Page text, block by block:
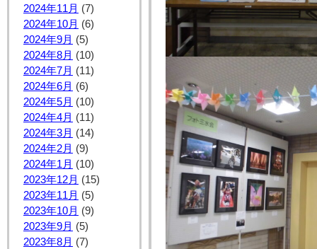
2024年11月 (7)
2024年10月 (6)
2024年9月 (5)
2024年8月 (10)
2024年7月 (11)
2024年6月 (6)
2024年5月 (10)
2024年4月 (11)
2024年3月 (14)
2024年2月 (9)
2024年1月 (10)
2023年12月 (15)
2023年11月 (5)
2023年10月 (9)
2023年9月 (5)
2023年8月 (7)